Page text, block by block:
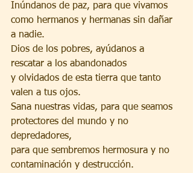
Inúndanos de paz, para que vivamos
como hermanos y hermanas sin dañar
a nadie.
Dios de los pobres, ayúdanos a
rescatar a los abandonados
y olvidados de esta tierra que tanto
valen a tus ojos.
Sana nuestras vidas, para que seamos
protectores del mundo y no
depredadores,
para que sembremos hermosura y no
contaminación y destrucción.